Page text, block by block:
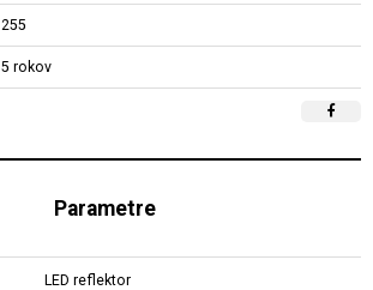
255
5 rokov
Parametre
LED reflektor